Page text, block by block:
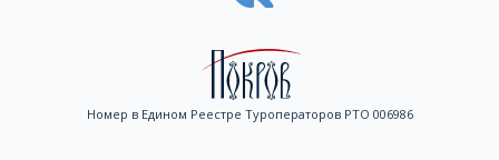
Номер в Едином Реестре Туроператоров РТО 006986